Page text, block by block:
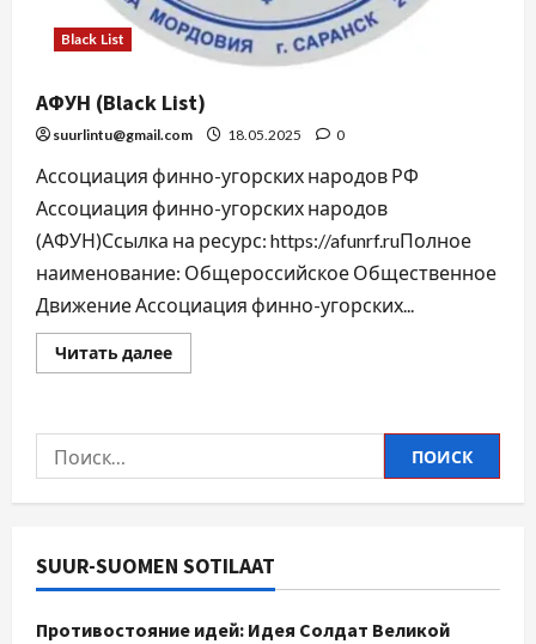
Black List
АФУН (Black List)
suurlintu@gmail.com 18.05.2025 0
Ассоциация финно-угорских народов РФ
Ассоциация финно-угорских народов
(АФУН)Ссылка на ресурс: https://afunrf.ruПолное
наименование: Общероссийское Общественное
Движение Ассоциация финно-угорских...
Читать далее
SUUR-SUOMEN SOTILAAT
Противостояние идей: Идея Солдат Великой